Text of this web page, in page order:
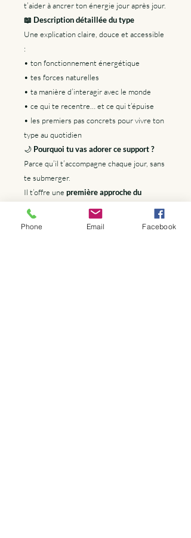
t’aider à ancrer ton énergie jour après jour.
📖 Description détaillée du type
Une explication claire, douce et accessible
:
• ton fonctionnement énergétique
• tes forces naturelles
• ta manière d’interagir avec le monde
• ce qui te recentre… et ce qui t’épuise
• les premiers pas concrets pour vivre ton
type au quotidien
🌙 Pourquoi tu vas adorer ce support ?
Parce qu’il t’accompagne chaque jour, sans
te submerger.
Il t’offre une première approche du
Human Design
, tout en restant hyper
pratique pour organiser ta vie.
Phone Email Facebook